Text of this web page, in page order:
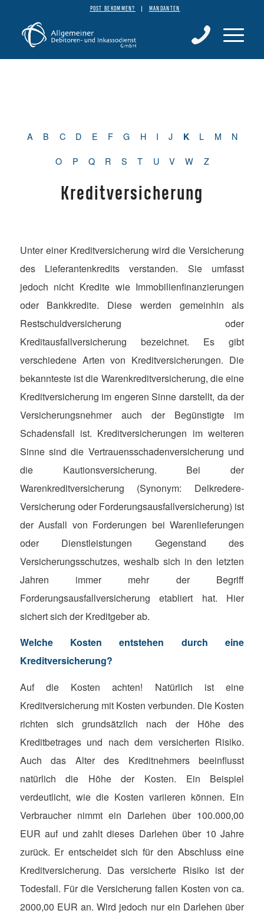
POST BEKOMMEN? MANDANTEN
A B C D E F G H I J K L M
N
O
P Q R S T U V W Z
Kreditversicherung
Unter einer Kreditversicherung wird die Versicherung
des Lieferantenkredits verstanden. Sie umfasst
jedoch nicht Kredite wie Immobilienfinanzierungen
oder Bankkredite. Diese werden gemeinhin als
Restschuldversicherung oder
Kreditausfallversicherung bezeichnet. Es gibt
verschiedene Arten von Kreditversicherungen. Die
bekannteste ist die Warenkreditversicherung, die eine
Kreditversicherung im engeren Sinne darstellt, da der
Versicherungsnehmer auch der Begünstigte im
Schadensfall ist. Kreditversicherungen im weiteren
Sinne sind die Vertrauensschadenversicherung und
die Kautionsversicherung. Bei der
Warenkreditversicherung (Synonym: Delkredere-
Versicherung oder Forderungsausfallversicherung) ist
der Ausfall von Forderungen bei Warenlieferungen
oder Dienstleistungen Gegenstand des
Versicherungsschutzes, weshalb sich in den letzten
Jahren immer mehr der Begriff
Forderungsausfallversicherung etabliert hat. Hier
sichert sich der Kreditgeber ab.
Welche Kosten entstehen durch eine
Kreditversicherung?
Auf die Kosten achten! Natürlich ist eine
Kreditversicherung mit Kosten verbunden. Die Kosten
richten sich grundsätzlich nach der Höhe des
Kreditbetrages und nach dem versicherten Risiko.
Auch das Alter des Kreditnehmers beeinflusst
natürlich die Höhe der Kosten. Ein Beispiel
verdeutlicht, wie die Kosten variieren können. Ein
Verbraucher nimmt ein Darlehen über 100.000,00
EUR auf und zahlt dieses Darlehen über 10 Jahre
zurück. Er entscheidet sich für den Abschluss eine
Kreditversicherung. Das versicherte Risiko ist der
Todesfall. Für die Versicherung fallen Kosten von ca.
2000,00 EUR an. Wird jedoch nur ein Darlehen über